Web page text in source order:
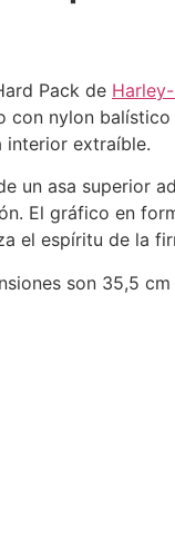
Pack de
con nylon
interior extraíble.
un asa superior
El gráfico en
el espíritu de la
son 35,5